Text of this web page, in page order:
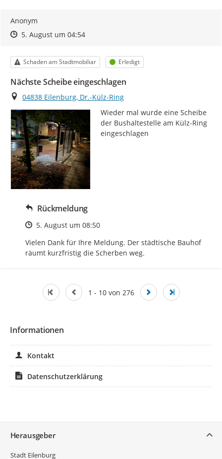
Anonym
Zeitpunkt des Erstellens
Zeitpunkt des Erstellens
5. August um 04:54Zur Äußerung
Kategorie
Schaden am Stadtmobiliar Status
Erledigt
Nächste Scheibe eingeschlagen
Ort
04838 Eilenburg, Dr.-Külz-Ring
Wieder mal wurde eine Scheibe
der Bushaltestelle am Külz-Ring
eingeschlagen
Rückmeldung
Zeitpunkt des Erstellens
5. August um 08:50
Vielen Dank für Ihre Meldung. Der städtische Bauhof
räumt kurzfristig die Scherben weg.
1 - 10 von 276
Informationen
Kontakt
Datenschutzerklärung
Herausgeber
Stadt Eilenburg